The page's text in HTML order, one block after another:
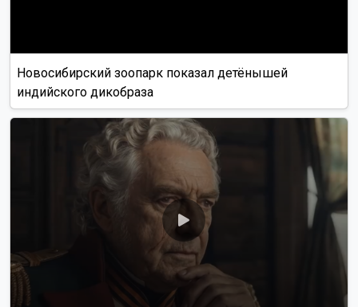
Новосибирский зоопарк показал детёнышей
индийского дикобраза